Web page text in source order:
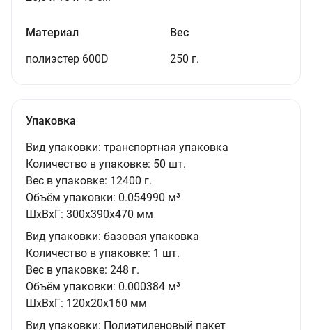
Материал
полиэстер 600D
Вес
250 г.
Упаковка
Вид упаковки: транспортная упаковка
Количество в упаковке: 50 шт.
Вес в упаковке: 12400 г.
Объём упаковки: 0.054990 м³
ШxВxГ: 300x390x470 мм
Вид упаковки: базовая упаковка
Количество в упаковке: 1 шт.
Вес в упаковке: 248 г.
Объём упаковки: 0.000384 м³
ШxВxГ: 120x20x160 мм
Вид упаковки: Полиэтиленовый пакет